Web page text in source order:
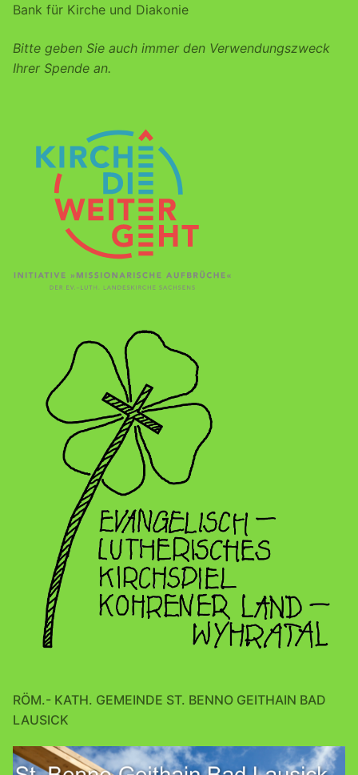
Bank für Kirche und Diakonie
Bitte geben Sie auch immer den Verwendungszweck
Ihrer Spende an.
RÖM.- KATH. GEMEINDE ST. BENNO GEITHAIN BAD
LAUSICK